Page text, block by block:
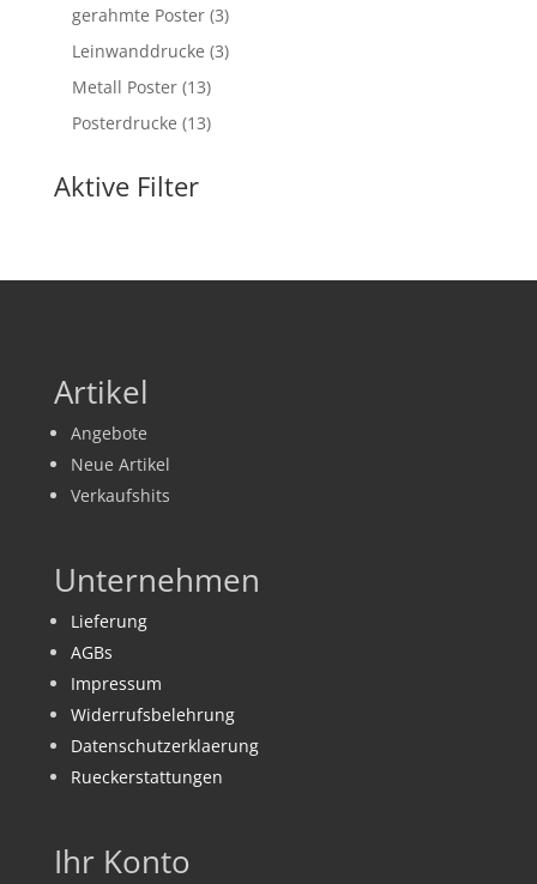
Produkte
gerahmte Poster 33
Produkte
Leinwanddrucke 33
Metall Poster 1313
Produkte
Posterdrucke 1313
Aktive Filter
Artikel
Angebote
Neue Artikel
Verkaufshits
Unternehmen
Lieferung
AGBs
Impressum
Widerrufsbelehrung
Datenschutzerklaerung
Rueckerstattungen
Ihr Konto